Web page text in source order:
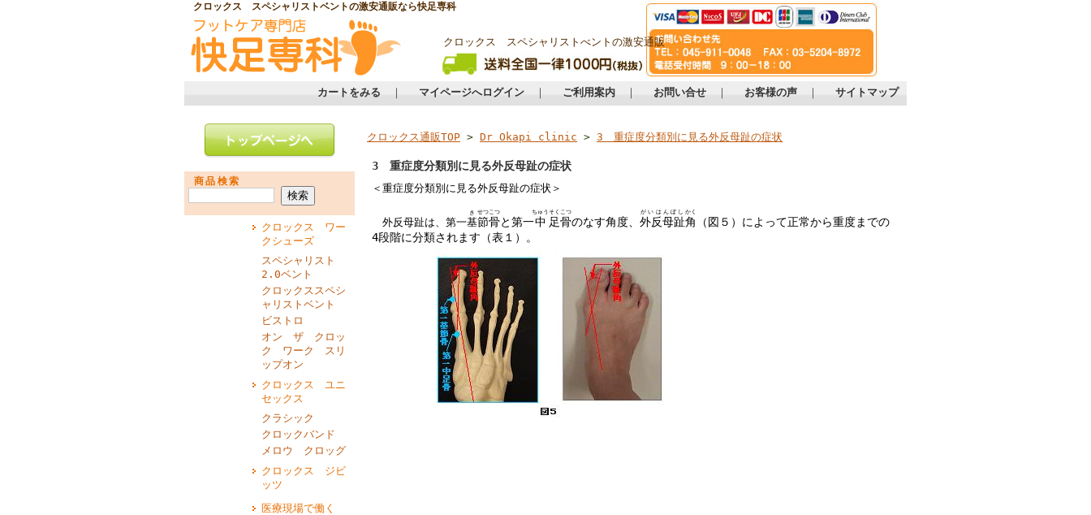
クロックス スペシャリストベントの激安通販なら快足専科
クロックス スペシャリストべントの激安通販
カートをみる ｜ マイページへログイン ｜ ご利用案内 ｜ お問い合せ ｜ お客様の声 ｜ サイトマップ
商品検索
クロックス ワー
クシューズ
スペシャリスト
2.0ベント
クロックススペシ
ャリストベント
ビストロ
オン ザ クロッ
ク ワーク スリ
ップオン
クロックス ユニ
セックス
クラシック
クロックバンド
メロウ クロッグ
クロックス ジビ
ッツ
医療現場で働く
クロックス通販TOP > Dr Okapi clinic > 3 重症度分類別に見る外反母趾の症状
3 重症度分類別に見る外反母趾の症状
＜重症度分類別に見る外反母趾の症状＞
外反母趾は、第一基
き
節
せつ
骨
こつ
と第一中
ちゅう
足
そく
骨
こつ
のなす角度、 外反母趾
がいはんぼし
角
かく
（図５）によって正常から重度までの
4段階に分類されます （表１）。